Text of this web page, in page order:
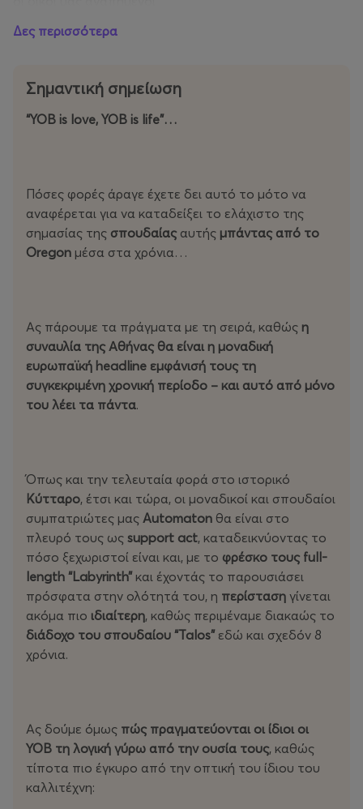
Automaton!
Δες περισσότερα
Σημαντική σημείωση
“YOB is love, YOB is life”…
Πόσες φορές άραγε έχετε δει αυτό το μότο να
αναφέρεται για να καταδείξει το ελάχιστο της
σημασίας της σπουδαίας αυτής μπάντας από το
Oregon μέσα στα χρόνια…
Ας πάρουμε τα πράγματα με τη σειρά, καθώς η
συναυλία της Αθήνας θα είναι η μοναδική
ευρωπαϊκή headline εμφάνισή τους τη
συγκεκριμένη χρονική περίοδο – και αυτό από μόνο
του λέει τα πάντα.
Όπως και την τελευταία φορά στο ιστορικό
Κύτταρο, έτσι και τώρα, οι μοναδικοί και σπουδαίοι
συμπατριώτες μας Automaton θα είναι στο
πλευρό τους ως support act, καταδεικνύοντας το
πόσο ξεχωριστοί είναι και, με το φρέσκο τους full-
length “Labyrinth”και έχοντάς το παρουσιάσει
πρόσφατα στην ολότητά του, η περίσταση γίνεται
ακόμα πιο ιδιαίτερη, καθώς περιμέναμε διακαώς το
διάδοχο του σπουδαίου “Talos”εδώ και σχεδόν 8
χρόνια.
Ας δούμε όμως πώς πραγματεύονται οι ίδιοι οι
ΥΟΒ τη λογική γύρω από την ουσία τους, καθώς
τίποτα πιο έγκυρο από την οπτική του ίδιου του
καλλιτέχνη: